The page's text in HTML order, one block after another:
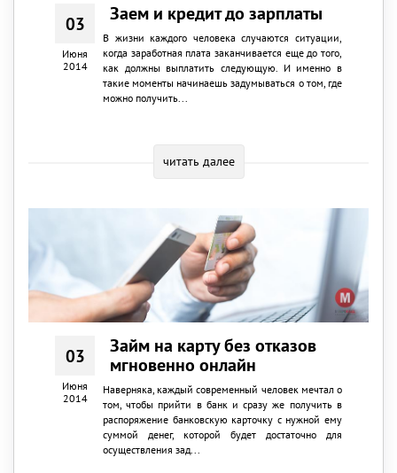
03
Июня
2014
Заем и кредит до зарплаты
В жизни каждого человека случаются ситуации,
когда заработная плата заканчивается еще до того,
как должны выплатить следующую. И именно в
такие моменты начинаешь задумываться о том, где
можно получить...
читать далее
03
Июня
2014
Займ на карту без отказов
мгновенно онлайн
Наверняка, каждый современный человек мечтал о
том, чтобы прийти в банк и сразу же получить в
распоряжение банковскую карточку с нужной ему
суммой денег, которой будет достаточно для
осуществления зад...